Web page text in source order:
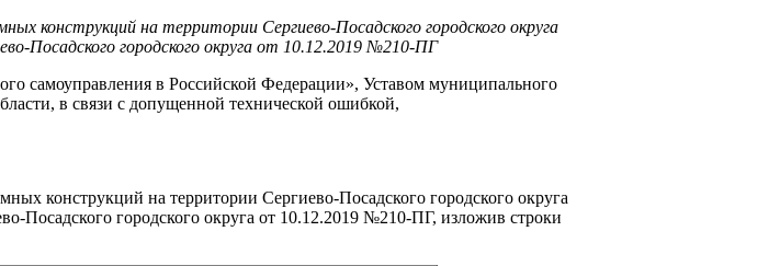
конструкций на территории Сергиево-Посадского городского округа
Посадского городского округа от 10.12.2019 №210-ПГ
самоуправления в Российской Федерации», Уставом муниципального
в связи с допущенной технической ошибкой,
конструкций на территории Сергиево-Посадского городского округа
Посадского городского округа от 10.12.2019 №210-ПГ, изложив строки